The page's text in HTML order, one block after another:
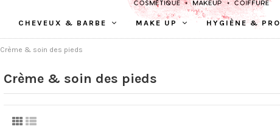
CHEVEUX & BARBE MAKE UP HYGIÈNE & PRO
Crème & soin des pieds
Crème & soin des pieds